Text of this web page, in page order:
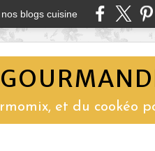
nos blogs cuisine
et du cookéo